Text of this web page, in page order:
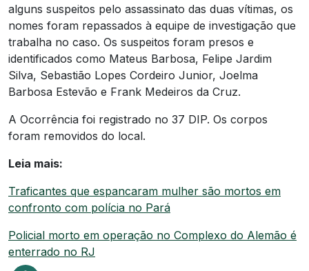
alguns suspeitos pelo assassinato das duas vítimas, os
nomes foram repassados à equipe de investigação que
trabalha no caso. Os suspeitos foram presos e
identificados como Mateus Barbosa, Felipe Jardim
Silva, Sebastião Lopes Cordeiro Junior, Joelma
Barbosa Estevão e Frank Medeiros da Cruz.
A Ocorrência foi registrado no 37 DIP. Os corpos
foram removidos do local.
Leia mais:
Traficantes que espancaram mulher são mortos em
confronto com polícia no Pará
Policial morto em operação no Complexo do Alemão é
enterrado no RJ